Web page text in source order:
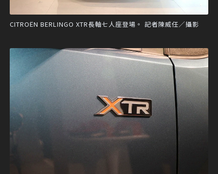
CITROËN BERLINGO XTR長軸七人座登場。 記者陳威任／攝影